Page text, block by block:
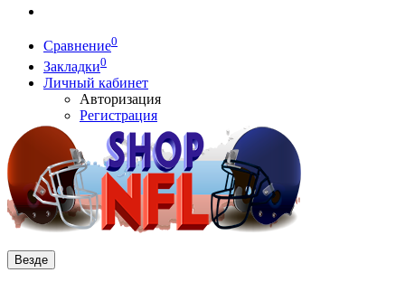
Сравнение0
Закладки0
Личный кабинет
Авторизация
Регистрация
Везде